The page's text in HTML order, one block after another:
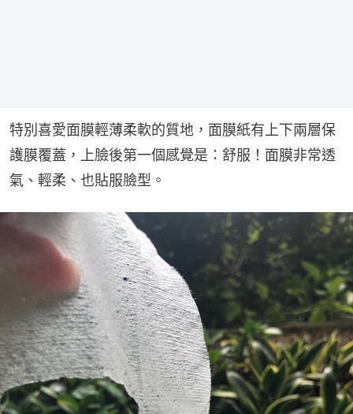
特別喜愛面膜輕薄柔軟的質地，面膜紙有上下兩層保
護膜覆蓋，上臉後第一個感覺是：舒服！面膜非常透
氣、輕柔、也貼服臉型。